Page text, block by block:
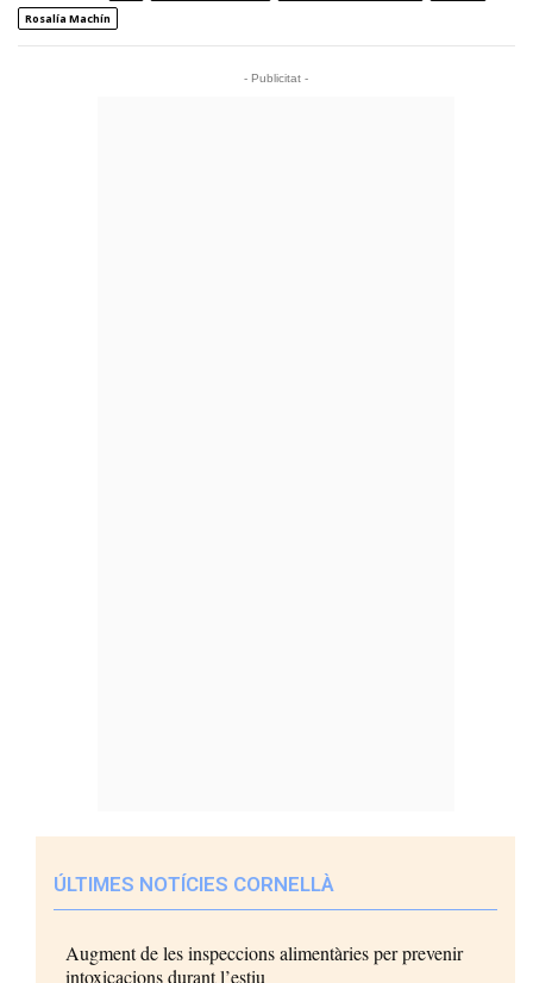
Rosalía Machín
- Publicitat -
ÚLTIMES NOTÍCIES CORNELLÀ
Augment de les inspeccions alimentàries per prevenir
intoxicacions durant l’estiu